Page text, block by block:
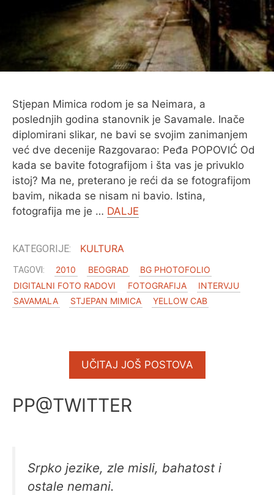
Stjepan Mimica rodom je sa Neimara, a
poslednjih godina stanovnik je Savamale. Inače
diplomirani slikar, ne bavi se svojim zanimanjem
već dve decenije Razgovarao: Peđa POPOVIĆ Od
kada se bavite fotografijom i šta vas je privuklo
istoj? Ma ne, preterano je reći da se fotografijom
bavim, nikada se nisam ni bavio. Istina,
fotografija me je … DALJE
KULTURA
2010 BEOGRAD
BG PHOTOFOLIO
DIGITALNI FOTO RADOVI
FOTOGRAFIJA
INTERVJU
SAVAMALA
STJEPAN MIMICA YELLOW CAB
UČITAJ JOŠ POSTOVA
PP@TWITTER
Srpko jezike, zle misli, bahatost i
ostale nemani.